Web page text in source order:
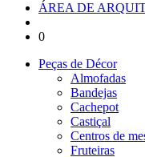
ÁREA DE
0
Peças de Décor
Almofadas
Bandejas
Cachepot
Castiçal
Centros de
Fruteiras